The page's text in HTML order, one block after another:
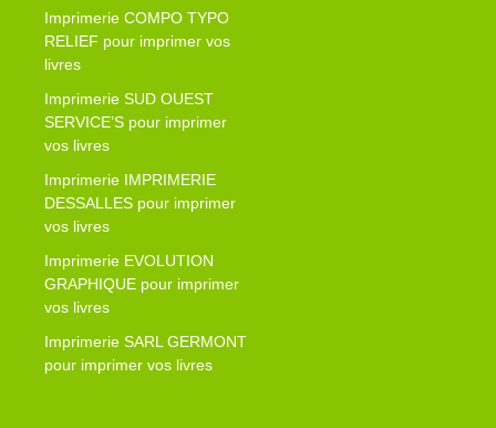
Imprimerie COMPO TYPO
RELIEF pour imprimer vos
livres
Imprimerie SUD OUEST
SERVICE’S pour imprimer
vos livres
Imprimerie IMPRIMERIE
DESSALLES pour imprimer
vos livres
Imprimerie EVOLUTION
GRAPHIQUE pour imprimer
vos livres
Imprimerie SARL GERMONT
pour imprimer vos livres